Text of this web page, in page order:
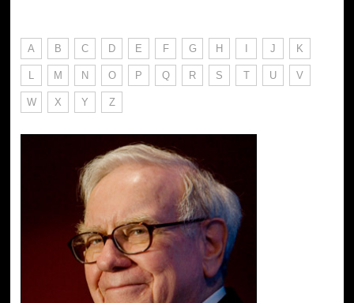
A B C D E F G H I J K
L M N O P Q R S T U V
W X Y Z